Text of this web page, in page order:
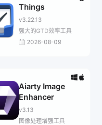
Things
v3.22.13
强大的GTD效率工具
2026-08-09
Aiarty Image
Enhancer
v3.13
图像处理增强工具